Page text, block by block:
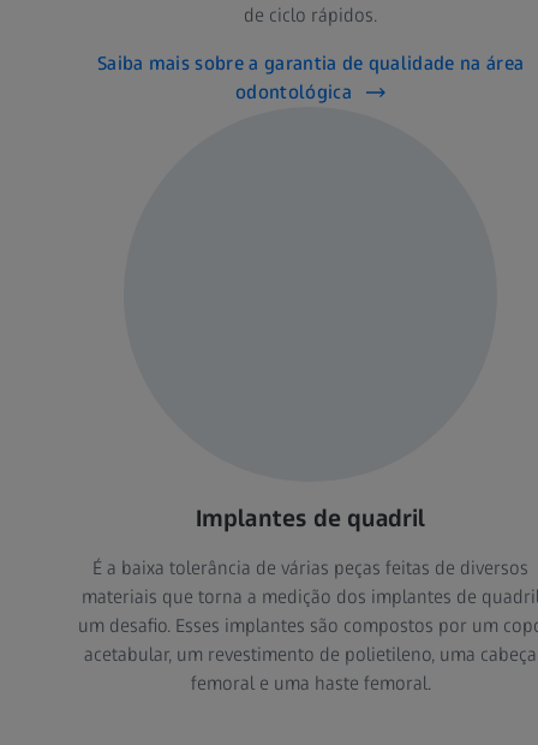
de ciclo rápidos.
Saiba mais sobre a garantia de qualidade na área
odontológica
Implantes de quadril
É a baixa tolerância de várias peças feitas de diversos
materiais que torna a medição dos implantes de quadril
um desafio. Esses implantes são compostos por um
acetabular, um revestimento de polietileno, uma cabeça
femoral e uma haste femoral.